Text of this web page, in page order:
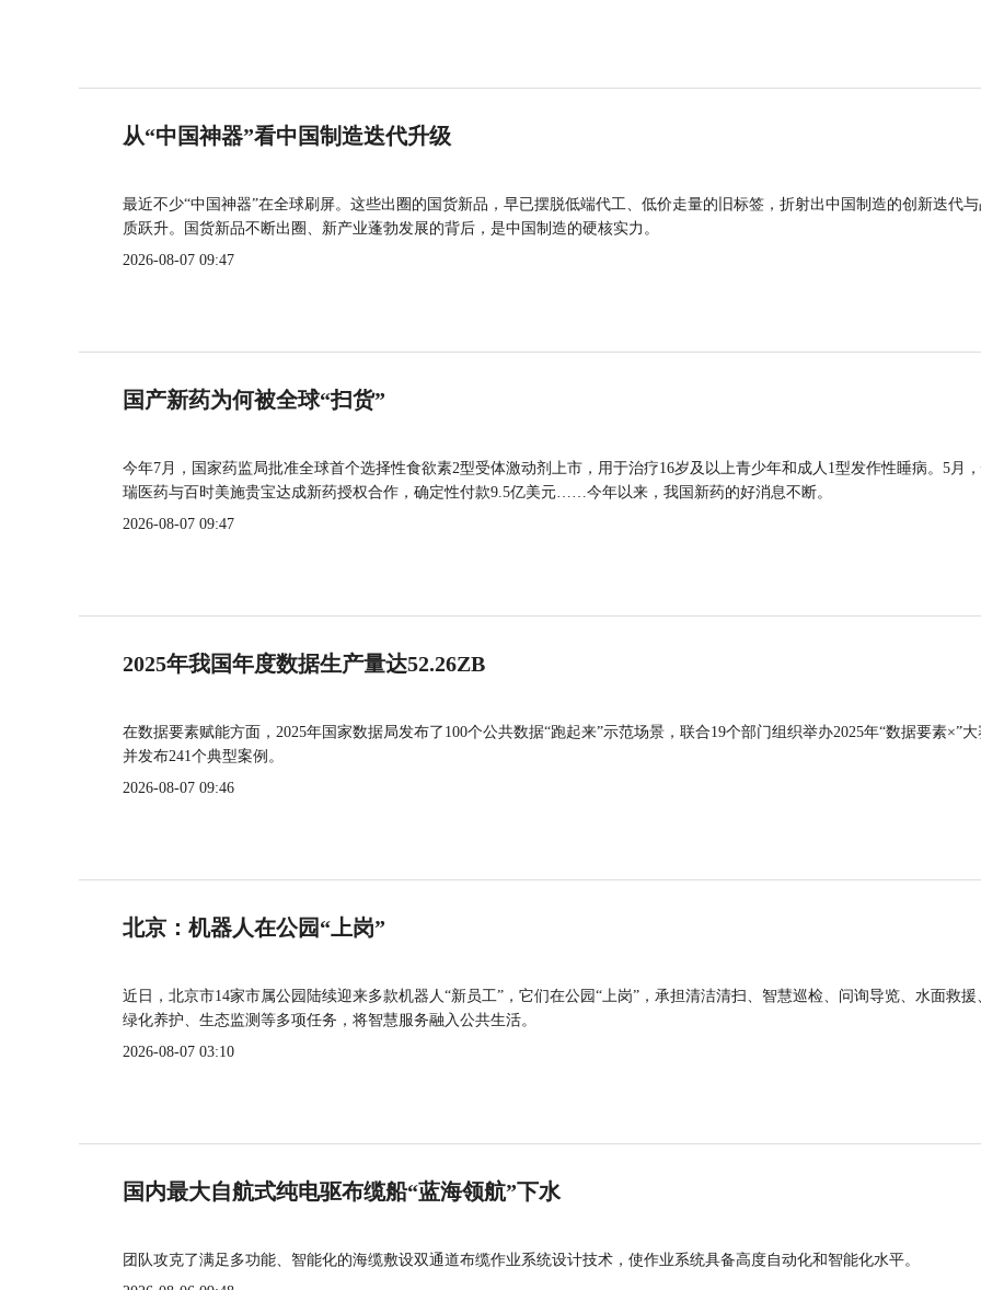
从“中国神器”看中国制造迭代升级
最近不少“中国神器”在全球刷屏。这些出圈的国货新品，早已摆脱低端代工、低价走量的旧标签，折射出中国制造的创新迭代
质跃升。国货新品不断出圈、新产业蓬勃发展的背后，是中国制造的硬核实力。
2026-08-07 09:47
国产新药为何被全球“扫货”
今年7月，国家药监局批准全球首个选择性食欲素2型受体激动剂上市，用于治疗16岁及以上青少年和成人1型发作性睡病。5月
瑞医药与百时美施贵宝达成新药授权合作，确定性付款9.5亿美元……今年以来，我国新药的好消息不断。
2026-08-07 09:47
2025年我国年度数据生产量达52.26ZB
在数据要素赋能方面，2025年国家数据局发布了100个公共数据“跑起来”示范场景，联合19个部门组织举办2025年“数据要素×”大
并发布241个典型案例。
2026-08-07 09:46
北京：机器人在公园“上岗”
近日，北京市14家市属公园陆续迎来多款机器人“新员工”，它们在公园“上岗”，承担清洁清扫、智慧巡检、问询导览、水面救援
绿化养护、生态监测等多项任务，将智慧服务融入公共生活。
2026-08-07 03:10
国内最大自航式纯电驱布缆船“蓝海领航”下水
团队攻克了满足多功能、智能化的海缆敷设双通道布缆作业系统设计技术，使作业系统具备高度自动化和智能化水平。